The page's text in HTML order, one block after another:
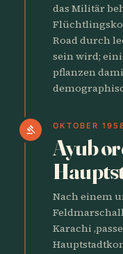
das Militär
Road durch
sein wird;
pflanzen
gavel OKTOBER
Ayub
Nach einem
Karachi